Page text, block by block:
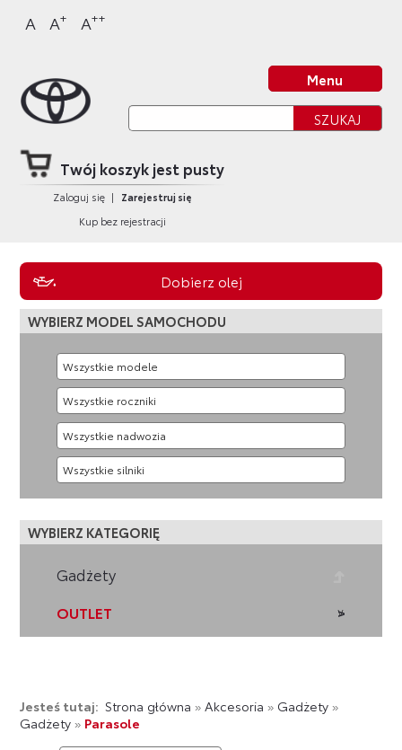
Sklep Toyota
do
nagłówka
do
bocznego
do
głównej
do
stopki
A A+ A++
Menu
Twój koszyk jest pusty
Zaloguj się |
Zarejestruj się
Kup bez rejestracji
Dobierz olej
WYBIERZ MODEL SAMOCHODU
WYBIERZ KATEGORIĘ
Gadżety
OUTLET
Jesteś tutaj: Strona główna »Akcesoria » Gadżety»
Gadżety» Parasole